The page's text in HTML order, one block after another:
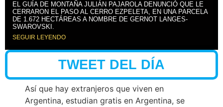
EL GUÍA DE MONTAÑA JULIÁN PAJAROLA DENUNCIÓ QUE LE
CERRARON EL PASO AL CERRO EZPELETA, EN UNA PARCELA
DE 1.672 HECTÁREAS A NOMBRE DE GERNOT LANGES-
SWAROVSKI.
SEGUIR LEYENDO
TWEET DEL DÍA
Así que hay extranjeros que viven en
Argentina, estudian gratis en Argentina, se